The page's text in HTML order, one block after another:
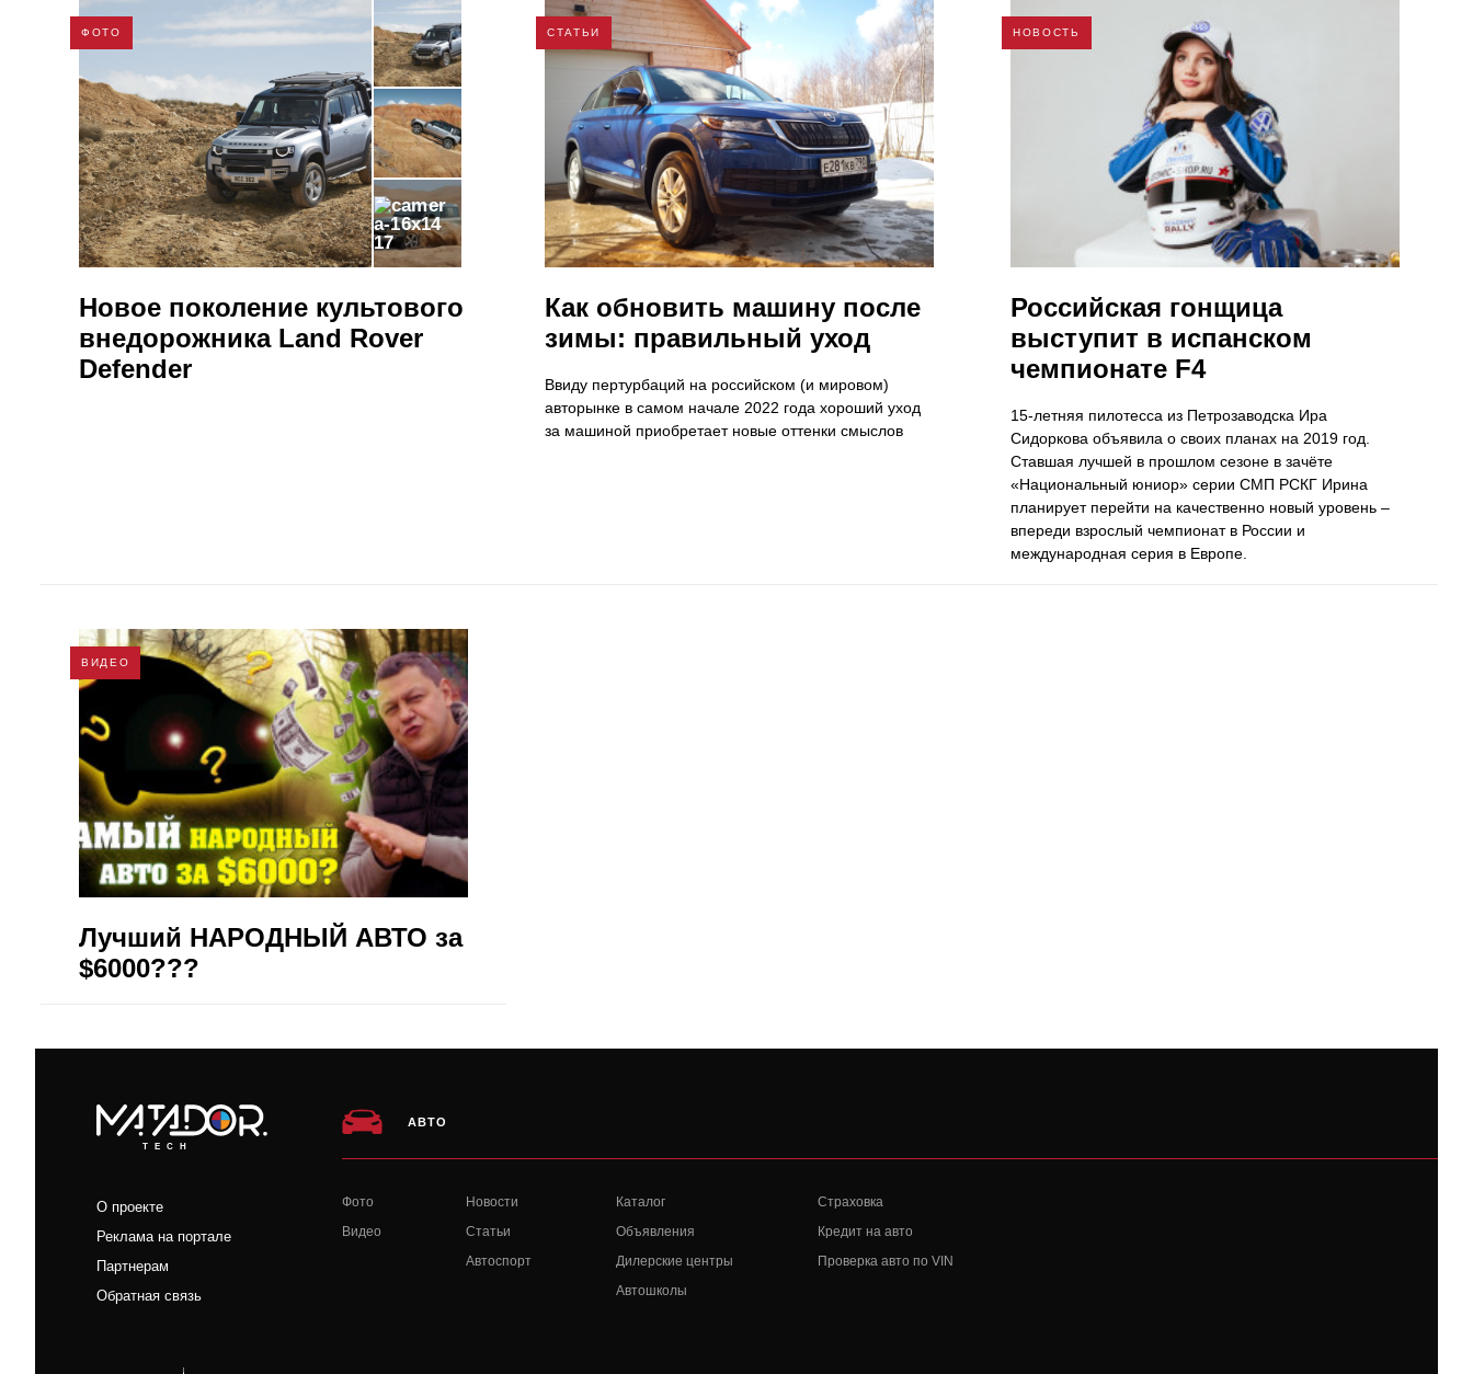
ФОТО
17
Новое поколение культового
внедорожника Land Rover
Defender
СТАТЬИ
Как обновить машину после
зимы: правильный уход
Ввиду пертурбаций на российском (и мировом)
авторынке в самом начале 2022 года хороший уход
за машиной приобретает новые оттенки смыслов
НОВОСТЬ
Российская гонщица
выступит в испанском
чемпионате F4
15-летняя пилотесса из Петрозаводска Ира
Сидоркова объявила о своих планах на 2019 год.
Ставшая лучшей в прошлом сезоне в зачёте
«Национальный юниор» серии СМП РСКГ Ирина
планирует перейти на качественно новый уровень –
впереди взрослый чемпионат в России и
международная серия в Европе.
ВИДЕО
Лучший НАРОДНЫЙ АВТО за
$6000???
TECH
О проекте
Реклама на портале
Партнерам
Обратная связь
АВТО
Фото
Видео
Новости
Статьи
Автоспорт
Каталог
Объявления
Дилерские центры
Автошколы
Страховка
Кредит на авто
Проверка авто по VIN